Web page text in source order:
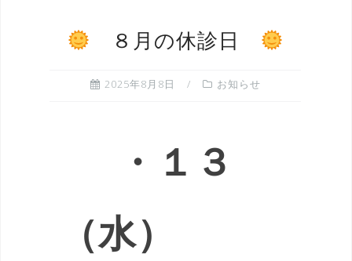
８月の休診日
2025年8月8日 お知らせ
・１３
（水）